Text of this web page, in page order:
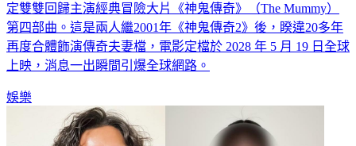
定雙雙回歸主演經典冒險大片《神鬼傳奇》（The Mummy）
第四部曲。這是兩人繼2001年《神鬼傳奇2》後，睽違20多年
再度合體飾演傳奇夫妻檔，電影定檔於 2028 年 5 月 19 日全球
上映，消息一出瞬間引爆全球網路。
娛樂